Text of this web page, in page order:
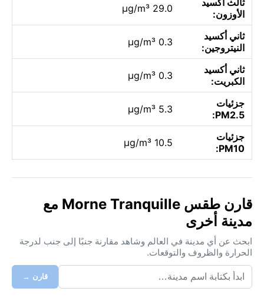
الأوزون:
29.0 µg/m³
ثاني أكسيد
النيتروجين:
0.3 µg/m³
ثاني أكسيد
الكبريت:
0.3 µg/m³
جزئيات
PM2.5:
5.3 µg/m³
جزئيات
PM10:
10.5 µg/m³
قارن طقس Morne Tranquille مع
مدينة أخرى
ابحث عن أي مدينة في العالم وشاهد مقارنة جنبًا إلى جنب لدرجة
الحرارة والظروف والتوقعات.
قارن →